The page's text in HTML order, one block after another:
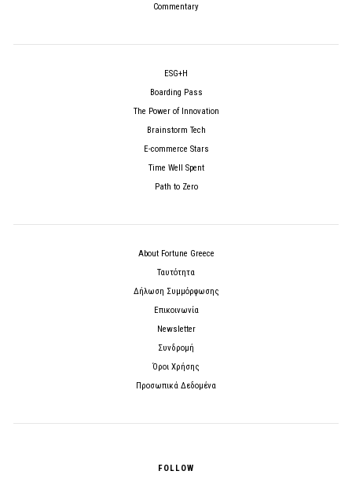
Commentary
ESG+H
Boarding Pass
The Power of Innovation
Brainstorm Tech
E-commerce Stars
Time Well Spent
Path to Zero
About Fortune Greece
Ταυτότητα
Δήλωση Συμμόρφωσης
Επικοινωνία
Newsletter
Συνδρομή
Όροι Χρήσης
Προσωπικά Δεδομένα
FOLLOW